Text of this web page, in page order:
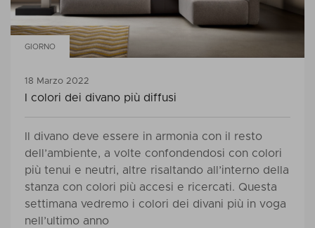
GIORNO
18 Marzo 2022
I colori dei divano più diffusi
Il divano deve essere in armonia con il resto
dell’ambiente, a volte confondendosi con colori
più tenui e neutri, altre risaltando all’interno della
stanza con colori più accesi e ricercati. Questa
settimana vedremo i colori dei divani più in voga
nell’ultimo anno